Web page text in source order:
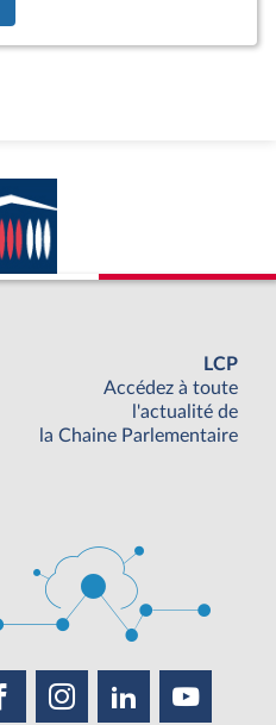
LCP
Accédez à toute
l'actualité de
la Chaine Parlementaire